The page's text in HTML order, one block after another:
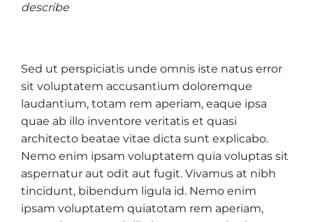
describe
Sed ut perspiciatis unde omnis iste natus error
sit voluptatem accusantium doloremque
laudantium, totam rem aperiam, eaque ipsa
quae ab illo inventore veritatis et quasi
architecto beatae vitae dicta sunt explicabo.
Nemo enim ipsam voluptatem quia voluptas sit
aspernatur aut odit aut fugit. Vivamus at nibh
tincidunt, bibendum ligula id. Nemo enim
ipsam voluptatem quiatotam rem aperiam,